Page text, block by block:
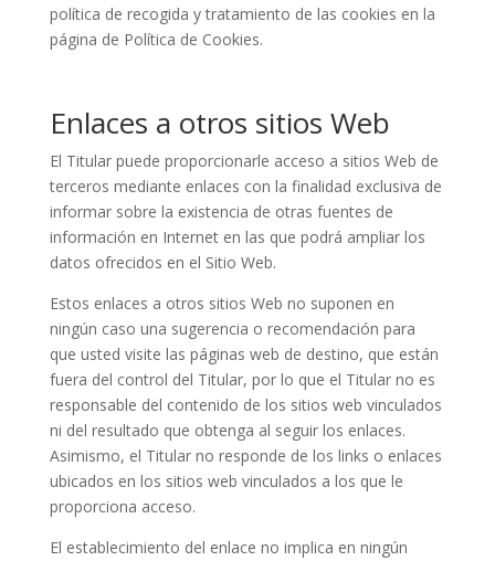
política de recogida y tratamiento de las cookies en la
página de Política de Cookies.
Enlaces a otros sitios Web
El Titular puede proporcionarle acceso a sitios Web de
terceros mediante enlaces con la finalidad exclusiva de
informar sobre la existencia de otras fuentes de
información en Internet en las que podrá ampliar los
datos ofrecidos en el Sitio Web.
Estos enlaces a otros sitios Web no suponen en
ningún caso una sugerencia o recomendación para
que usted visite las páginas web de destino, que están
fuera del control del Titular, por lo que el Titular no es
responsable del contenido de los sitios web vinculados
ni del resultado que obtenga al seguir los enlaces.
Asimismo, el Titular no responde de los links o enlaces
ubicados en los sitios web vinculados a los que le
proporciona acceso.
El establecimiento del enlace no implica en ningún